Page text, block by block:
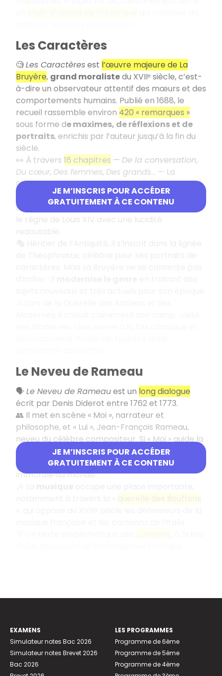
JE M’INSCRIS POUR ACCÉDER
GRATUITEMENT À CE CONTENU
Les Caractères
🧐Les Caractèresest l’œuvre majeure de La
Bruyère, grand moralistedu XVIIᵉ siècle, c’est-
à-dire un observateur attentif des mœurs et des
comportements humains. Publié en 1688, le
recueil rassemble environ 420 « remarques »
sous forme de maximes, de réflexions et de
portraits, enrichis par l’auteur jusqu’à la fin du
siècle.
👀 À travers 16 chapitres — De la conversation,
Du cœur, Des femmes, Des grands… — La
Bruyère dresse un tableau piquant et souvent
très drôle dela nature humaine. Il observe les
défauts, les jeux de pouvoir et la vie de cour sous
le règne de Louis XIV avec une lucidité
JE M’INSCRIS POUR ACCÉDER
GRATUITEMENT À CE CONTENU
Le Neveu de Rameau
🗣️Le Neveu de Rameauest un long dialogue
écrit par Denis Diderot entre 1762 et 1773.
👥 Il met en scène « Moi », narrateur et
philosophe, et « Lui », Jean-François Rameau,
neveu du célèbre compositeur. Si « Moi » guide la
discussion et observe avec ironie, c’est pourtant
« Lui » qui impose peu à peu sa vision cynique et
immorale du monde.
EXAMENS
Simulateur notes Bac 2026
Simulateur notes Brevet 2026
Bac 2026
LES PROGRAMMES
Programme de 6ème
Programme de 5ème
Programme de 4ème